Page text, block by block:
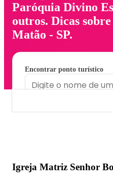
Paróquia Divino
outros. Dicas
Matão - SP.
Encontrar ponto turístico
Igreja Matriz Senhor